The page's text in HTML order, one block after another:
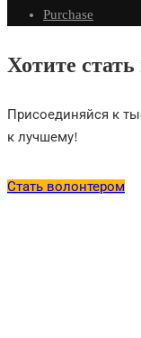
Purchase
Хотите
Присоединяйся к
к лучшему!
Стать волонтером